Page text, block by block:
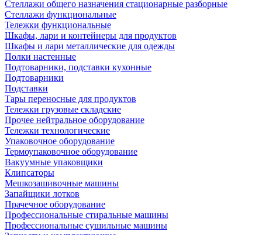
Стеллажи общего назначения стационарные разборные
Стеллажи функциональные
Тележки функциональные
Шкафы, лари и контейнеры для продуктов
Шкафы и лари металлические для одежды
Полки настенные
Подтоварники, подставки кухонные
Подтоварники
Подставки
Тары переносные для продуктов
Тележки грузовые складские
Прочее нейтральное оборудование
Тележки технологические
Упаковочное оборудование
Термоупаковочное оборудование
Вакуумные упаковщики
Клипсаторы
Мешкозашивочные машины
Запайщики лотков
Прачечное оборудование
Профессиональные стиральные машины
Профессиональные сушильные машины